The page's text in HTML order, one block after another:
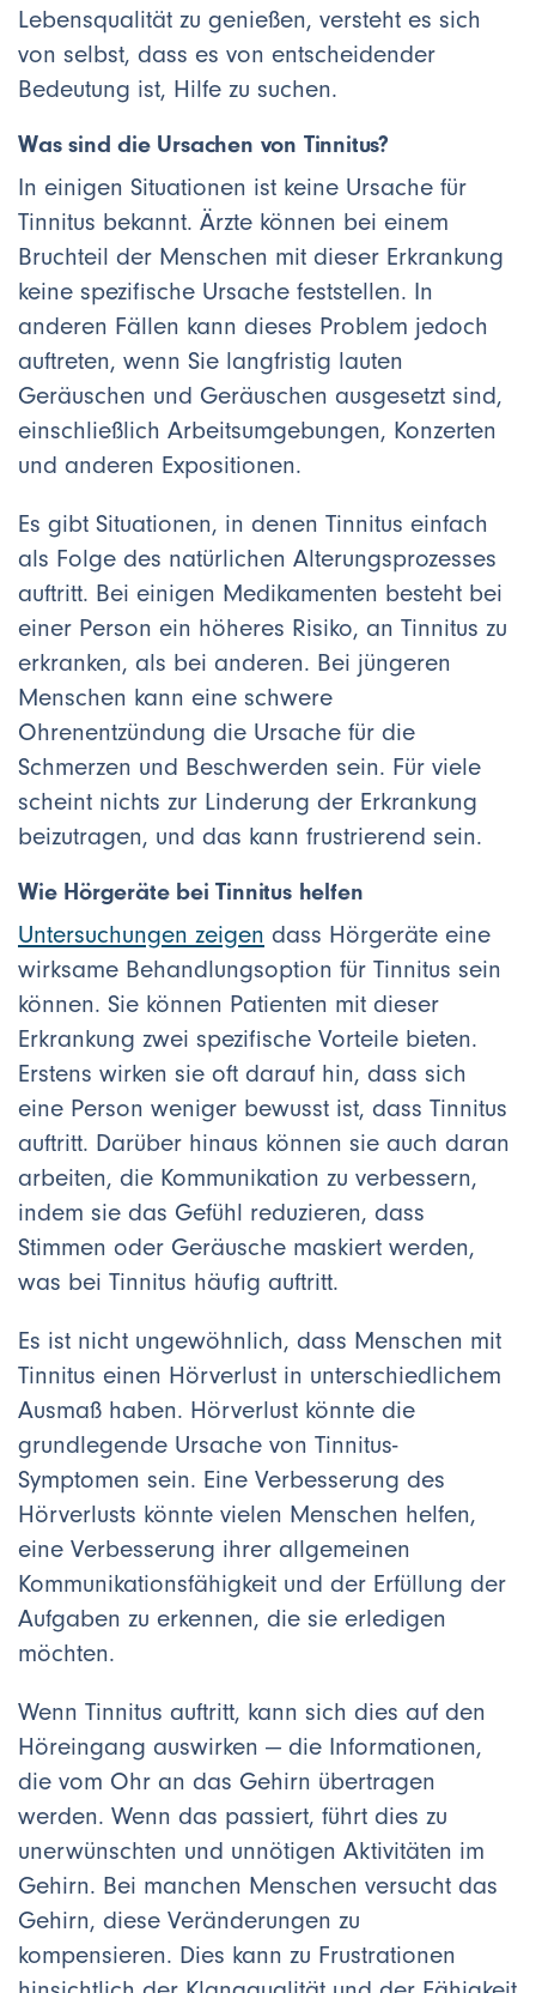
Lebensqualität zu genießen, versteht es sich
von selbst, dass es von entscheidender
Bedeutung ist, Hilfe zu suchen.
Was sind die Ursachen von Tinnitus?
In einigen Situationen ist keine Ursache für
Tinnitus bekannt. Ärzte können bei einem
Bruchteil der Menschen mit dieser Erkrankung
keine spezifische Ursache feststellen. In
anderen Fällen kann dieses Problem jedoch
auftreten, wenn Sie langfristig lauten
Geräuschen und Geräuschen ausgesetzt sind,
einschließlich Arbeitsumgebungen, Konzerten
und anderen Expositionen.
Es gibt Situationen, in denen Tinnitus einfach
als Folge des natürlichen Alterungsprozesses
auftritt. Bei einigen Medikamenten besteht bei
einer Person ein höheres Risiko, an Tinnitus zu
erkranken, als bei anderen. Bei jüngeren
Menschen kann eine schwere
Ohrenentzündung die Ursache für die
Schmerzen und Beschwerden sein. Für viele
scheint nichts zur Linderung der Erkrankung
beizutragen, und das kann frustrierend sein.
Wie Hörgeräte bei Tinnitus helfen
Untersuchungen zeigen dass Hörgeräte eine
wirksame Behandlungsoption für Tinnitus sein
können. Sie können Patienten mit dieser
Erkrankung zwei spezifische Vorteile bieten.
Erstens wirken sie oft darauf hin, dass sich
eine Person weniger bewusst ist, dass Tinnitus
auftritt. Darüber hinaus können sie auch daran
arbeiten, die Kommunikation zu verbessern,
indem sie das Gefühl reduzieren, dass
Stimmen oder Geräusche maskiert werden,
was bei Tinnitus häufig auftritt.
Es ist nicht ungewöhnlich, dass Menschen mit
Tinnitus einen Hörverlust in unterschiedlichem
Ausmaß haben. Hörverlust könnte die
grundlegende Ursache von Tinnitus-
Symptomen sein. Eine Verbesserung des
Hörverlusts könnte vielen Menschen helfen,
eine Verbesserung ihrer allgemeinen
Kommunikationsfähigkeit und der Erfüllung der
Aufgaben zu erkennen, die sie erledigen
möchten.
Wenn Tinnitus auftritt, kann sich dies auf den
Höreingang auswirken — die Informationen,
die vom Ohr an das Gehirn übertragen
werden. Wenn das passiert, führt dies zu
unerwünschten und unnötigen Aktivitäten im
Gehirn. Bei manchen Menschen versucht das
Gehirn, diese Veränderungen zu
kompensieren. Dies kann zu Frustrationen